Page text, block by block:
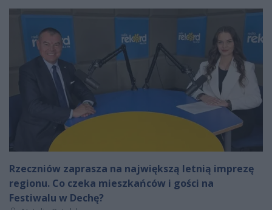
Rzeczniów zaprasza na największą letnią imprezę
regionu. Co czeka mieszkańców i gości na
Festiwalu w Dechę?